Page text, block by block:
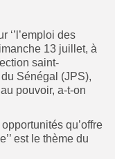
‘’l’emploi des
13 juillet, à
saint-
Sénégal (JPS),
pouvoir, a-t-on
qu’offre
est le thème du